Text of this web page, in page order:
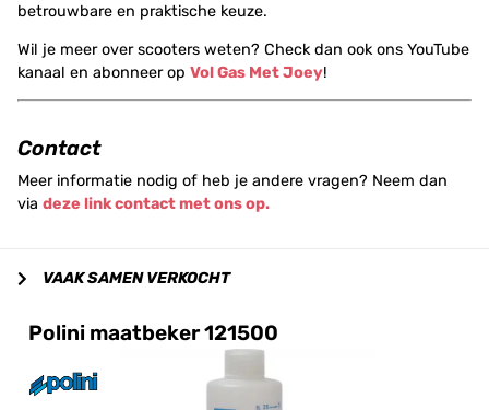
betrouwbare en praktische keuze.
Wil je meer over scooters weten? Check dan ook ons YouTube
kanaal en abonneer op Vol Gas Met Joey!
Contact
Meer informatie nodig of heb je andere vragen? Neem dan
via deze link contact met ons op.
VAAK SAMEN VERKOCHT
Polini maatbeker 121500